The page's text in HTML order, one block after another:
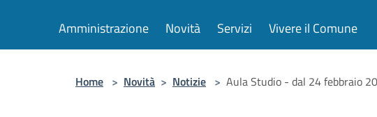
Amministrazione Novità Servizi Vivere il Comune
Home > Novità > Notizie > Aula Studio - dal 24 febbraio